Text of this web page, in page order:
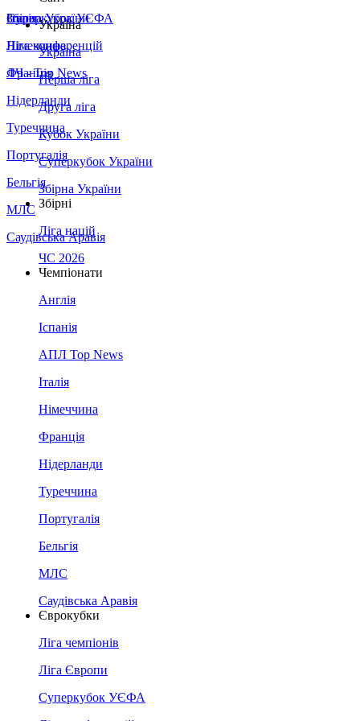
Збірна України
Італія
Німеччина
Франція
Нідерланди
Туреччина
Португалія
Бельгія
МЛС
Саудівська Аравія
Суперкубок УЄФА
Ліга конференцій
ЛЧ - Top News
Україна
Україна
Перша ліга
Друга ліга
Кубок України
Суперкубок України
Збірна України
Збірні
Ліга націй
ЧС 2026
Чемпіонати
Англія
Іспанія
АПЛ Top News
Італія
Німеччина
Франція
Нідерланди
Туреччина
Португалія
Бельгія
МЛС
Саудівська Аравія
Єврокубки
Ліга чемпіонів
Ліга Європи
Суперкубок УЄФА